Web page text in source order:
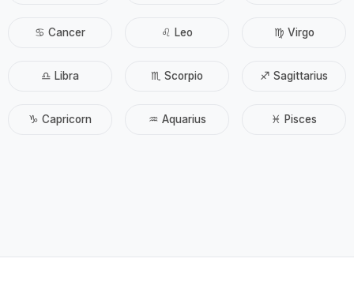
♋ Cancer ♌ Leo ♍ Virgo
♎ Libra ♏ Scorpio ♐ Sagittarius
♑ Capricorn ♒ Aquarius ♓ Pisces